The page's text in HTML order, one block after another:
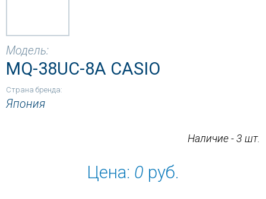
Модель:
MQ-38UC-8A CASIO
Страна бренда:
Япония
Наличие - 3 шт.
Цена: 0 руб.